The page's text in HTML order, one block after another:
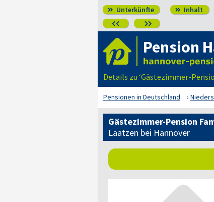
 Unterkünfte  Inhalt
 
Pension
Details zu ‘Gästezimmer-
Pensionen in Deutschland
Gästezimmer-Pension
Laatzen bei Hannover